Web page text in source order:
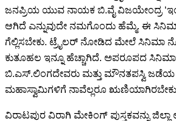
ಜನಪ್ರಿಯ ಯುವ ನಾಯಕ ಬಿ.ವೈ ವಿಜಯೇಂದ್ರ
ಆಗಿದೆ ಎನ್ನುವುದೇ ನಮಗೊಂದು ಹೆಮ್ಮೆ. ಈ
ಗೆಲ್ಲಿಸಬೇಕು. ಟ್ರೈಲರ್ ನೋಡಿದ ಮೇಲೆ ಸಿನಿಮಾ
ಕುತೂಹಲ ಇನ್ನೂ ಹೆಚ್ಚಾಗಿದೆ. ಅಪರೂಪದ
ಬಿ.ಎಸ್.ಲಿಂಗದೇವರು ಮತ್ತು ಮೌನತಪಸ್ವಿ ಜಡೆಯ
ಮಹಾಸ್ವಾಮಿಗಳಿಗೆ ನಾವೆಲ್ಲರೂ
ವಿರಾಟಪುರ ವಿರಾಗಿ ಮೇಕಿಂಗ್ ಪುಸ್ತಕವನ್ನು